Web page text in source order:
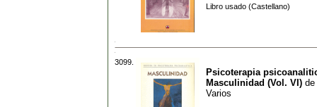
Libro usado (Castellano)
3099.
Psicoterapia
Masculinidad (Vol. VI) de
Varios